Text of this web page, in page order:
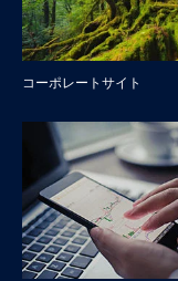
コーポレートサイト